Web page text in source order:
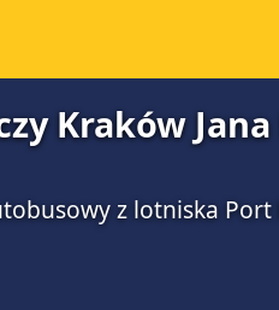
Kraków Jana
z lotniska